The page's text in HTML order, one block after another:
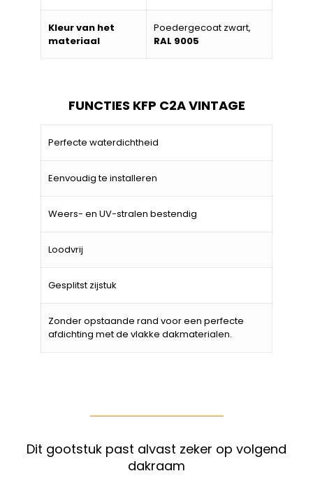
Kleur van het
materiaal
Poedergecoat zwart,
RAL 9005
FUNCTIES KFP C2A VINTAGE
Perfecte waterdichtheid
Eenvoudig te installeren
Weers- en UV-stralen bestendig
Loodvrij
Gesplitst zijstuk
Zonder opstaande rand voor een perfecte
afdichting met de vlakke dakmaterialen.
Dit gootstuk past alvast zeker op volgend
dakraam